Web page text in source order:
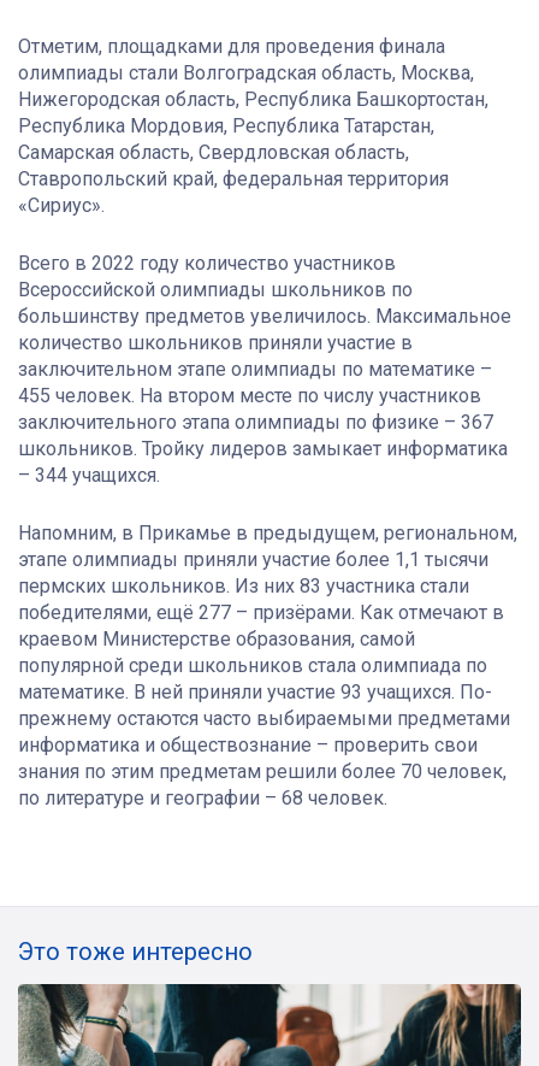
Отметим, площадками для проведения финала
олимпиады стали Волгоградская область, Москва,
Нижегородская область, Республика Башкортостан,
Республика Мордовия, Республика Татарстан,
Самарская область, Свердловская область,
Ставропольский край, федеральная территория
«Сириус».
Всего в 2022 году количество участников
Всероссийской олимпиады школьников по
большинству предметов увеличилось. Максимальное
количество школьников приняли участие в
заключительном этапе олимпиады по математике –
455 человек. На втором месте по числу участников
заключительного этапа олимпиады по физике – 367
школьников. Тройку лидеров замыкает информатика
– 344 учащихся.
Напомним, в Прикамье в предыдущем, региональном,
этапе олимпиады приняли участие более 1,1 тысячи
пермских школьников. Из них 83 участника стали
победителями, ещё 277 – призёрами. Как отмечают в
краевом Министерстве образования, самой
популярной среди школьников стала олимпиада по
математике. В ней приняли участие 93 учащихся. По-
прежнему остаются часто выбираемыми предметами
информатика и обществознание – проверить свои
знания по этим предметам решили более 70 человек,
по литературе и географии – 68 человек.
Это тоже интересно